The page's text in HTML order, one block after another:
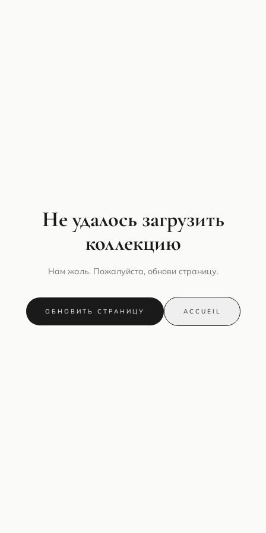
Не удалось загрузить
коллекцию
Нам жаль. Пожалуйста, обнови страницу.
ОБНОВИТЬ СТРАНИЦУ ACCUEIL